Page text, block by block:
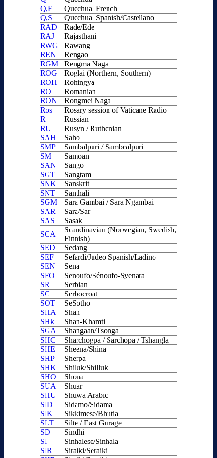
Q,F
Quechua, French
Q,S
Quechua, Spanish/Castellano
RAD
Rade/Ede
RAJ
Rajasthani
RWG
Rawang
REN
Rengao
RGM
Rengma Naga
ROG
Roglai (Northern, Southern)
ROH
Rohingya
RO
Romanian
RON
Rongmei Naga
Ros
Rosary session of Vaticane Radio
R
Russian
RU
Rusyn / Ruthenian
SAH
Saho
SMP
Sambalpuri / Sambealpuri
SM
Samoan
SAN
Sango
SGT
Sangtam
SNK
Sanskrit
SNT
Santhali
SGM
Sara Gambai / Sara Ngambai
SAR
Sara/Sar
SAS
Sasak
SCA
Scandinavian (Norwegian, Swedish,
Finnish)
SED
Sedang
SEF
Sefardi/Judeo Spanish/Ladino
SEN
Sena
SFO
Senoufo/Sénoufo-Syenara
SR
Serbian
SC
Serbocroat
SOT
SeSotho
SHA
Shan
SHk
Shan-Khamti
SGA
Shangaan/Tsonga
SHC
Sharchogpa / Sarchopa / Tshangla
SHE
Sheena/Shina
SHP
Sherpa
SHK
Shiluk/Shilluk
SHO
Shona
SUA
Shuar
SHU
Shuwa Arabic
SID
Sidamo/Sidama
SIK
Sikkimese/Bhutia
SLT
Silte / East Gurage
SD
Sindhi
SI
Sinhalese/Sinhala
SIR
Siraiki/Seraiki